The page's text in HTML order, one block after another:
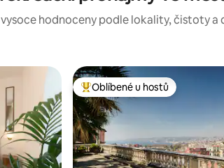
hodnoceny podle lokality, čistoty a
Nejlepší v kategorii Oblíbené u
Oblíbené u hostů